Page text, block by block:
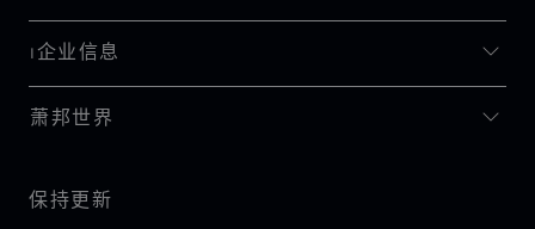
I企业信息
萧邦世界
保持更新